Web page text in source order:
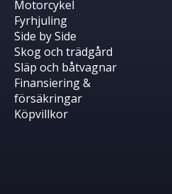
Motorcykel
Fyrhjuling
Side by Side
Skog och trädgård
Släp och båtvagnar
Finansiering &
försäkringar
Köpvillkor